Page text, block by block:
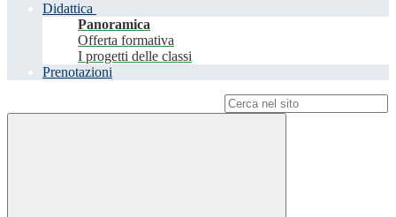
Didattica
Panoramica
Offerta formativa
I progetti delle classi
Prenotazioni